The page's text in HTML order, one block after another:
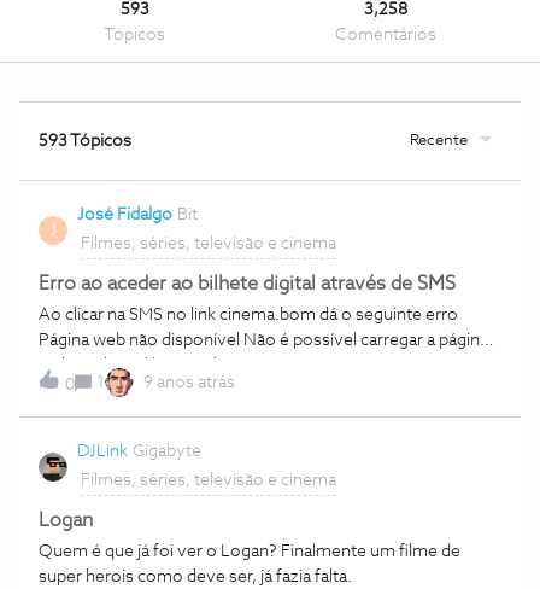
593
Tópicos
3,258
Comentários
593 Tópicos Recente
J
José Fidalgo Bit
Filmes, séries, televisão e cinema
Erro ao aceder ao bilhete digital através de SMS
Ao clicar na SMS no link cinema.bom dá o seguinte erro
Página web não disponível Não é possível carregar a página
web em http://cinema.bom porque:
net::Err_Name_not_resolved
0 1 9 anos atrás
DJLink Gigabyte
Filmes, séries, televisão e cinema
Logan
Quem é que já foi ver o Logan? Finalmente um filme de
super herois como deve ser, já fazia falta.